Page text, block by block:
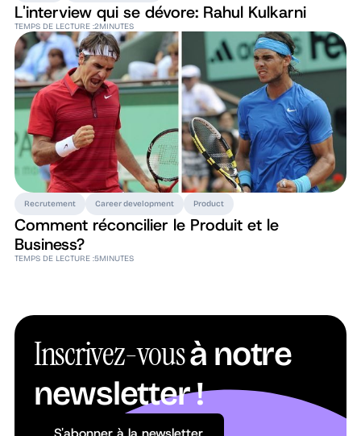
L'interview qui se dévore: Rahul Kulkarni
TEMPS DE LECTURE :2MINUTES
Recrutement Career development Product
Comment réconcilier le Produit et le
Business?
TEMPS DE LECTURE :5MINUTES
Inscrivez-vousà notre
newsletter !
S'abonner à la newsletter